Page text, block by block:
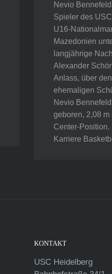
Nevio
Spieler des
U16-
Mazedonien
langjährige
Alexander
Anlass, über
ehemaligen
Nevio
geboren, 2,08
Center-
Karriere
KONTAKT
USC Heidelberg